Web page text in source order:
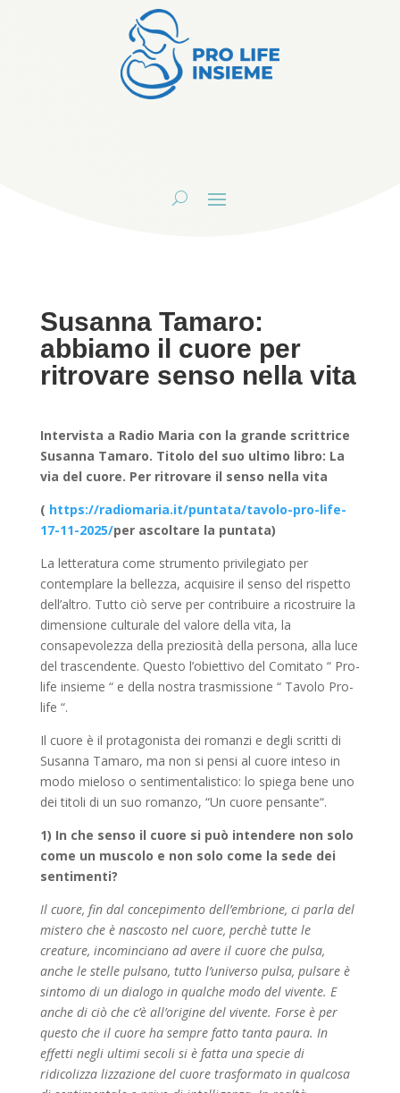
Susanna Tamaro:
abbiamo il cuore per
ritrovare senso nella vita
Intervista a Radio Maria con la grande scrittrice
Susanna Tamaro. Titolo del suo ultimo libro: La
via del cuore. Per ritrovare il senso nella vita
( https://radiomaria.it/puntata/tavolo-pro-life-
17-11-2025/per ascoltare la puntata)
La letteratura come strumento privilegiato per
contemplare la bellezza, acquisire il senso del rispetto
dell’altro. Tutto ciò serve per contribuire a ricostruire la
dimensione culturale del valore della vita, la
consapevolezza della preziosità della persona, alla luce
del trascendente. Questo l’obiettivo del Comitato “ Pro-
life insieme “ e della nostra trasmissione “ Tavolo Pro-
life “.
Il cuore è il protagonista dei romanzi e degli scritti di
Susanna Tamaro, ma non si pensi al cuore inteso in
modo mieloso o sentimentalistico: lo spiega bene uno
dei titoli di un suo romanzo, “Un cuore pensante“.
1) In che senso il cuore si può intendere non solo
come un muscolo e non solo come la sede dei
sentimenti?
Il cuore, fin dal concepimento dell’embrione, ci parla del
mistero che è nascosto nel cuore, perchè tutte le
creature, incominciano ad avere il cuore che pulsa,
anche le stelle pulsano, tutto l’universo pulsa, pulsare è
sintomo di un dialogo in qualche modo del vivente. E
anche di ciò che c’è all’origine del vivente. Forse è per
questo che il cuore ha sempre fatto tanta paura. In
effetti negli ultimi secoli si è fatta una specie di
ridicolizza lizzazione del cuore trasformato in qualcosa